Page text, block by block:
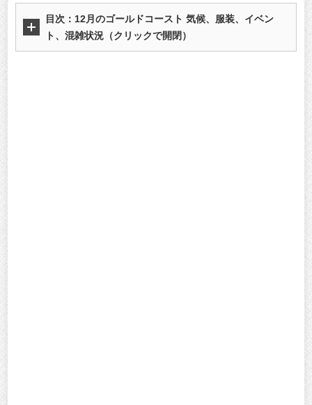
目次： 12月のゴールドコースト 気候、服装、イベン
ト、混雑状況（クリックで開閉）